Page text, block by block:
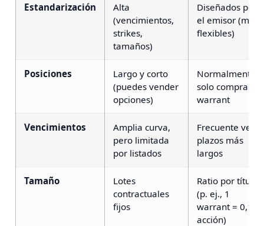
Estandarización
Alta
(vencimientos,
strikes,
tamaños)
Diseñados por
el emisor (más
flexibles)
Posiciones
Largo y corto
(puedes vender
opciones)
Normalmente
solo compras el
warrant
Vencimientos
Amplia curva,
pero limitada
por listados
Frecuente ver
plazos más
largos
Tamaño
Lotes
contractuales
fijos
Ratio por título
(p. ej., 1
warrant = 0,1
acción)